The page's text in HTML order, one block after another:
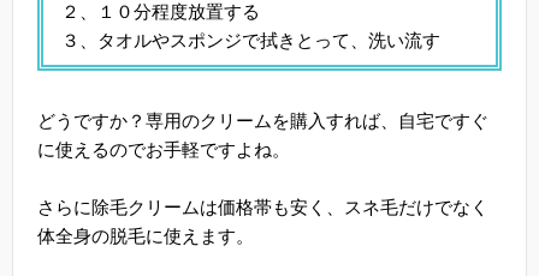
２、１０分程度放置する
３、タオルやスポンジで拭きとって、洗い流す
どうですか？専用のクリームを購入すれば、自宅ですぐ
に使えるのでお手軽ですよね。
さらに除毛クリームは価格帯も安く、スネ毛だけでなく
体全身の脱毛に使えます。